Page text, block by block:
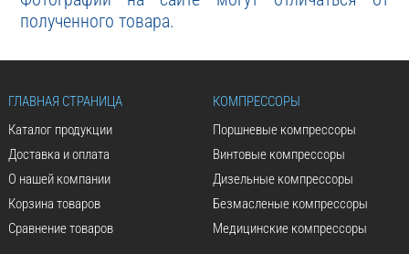
полученного товара.
ГЛАВНАЯ СТРАНИЦА
Каталог продукции
Доставка и оплата
О нашей компании
Корзина товаров
Сравнение товаров
КОМПРЕССОРЫ
Поршневые компрессоры
Винтовые компрессоры
Дизельные компрессоры
Безмасленые компрессоры
Медицинские компрессоры